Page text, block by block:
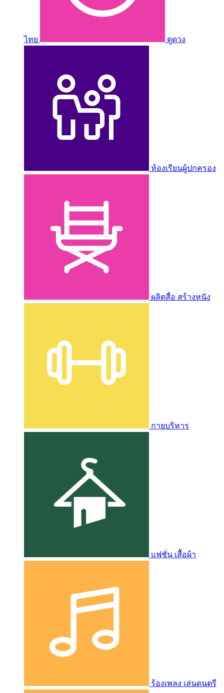
ไทย ดูดวง
ห้องเรียนผู้ปกครอง
ผลิตสื่อ สร้างหนัง
กายบริหาร
แฟชั่น เสื้อผ้า
ร้องเพลง เล่นดนตรี